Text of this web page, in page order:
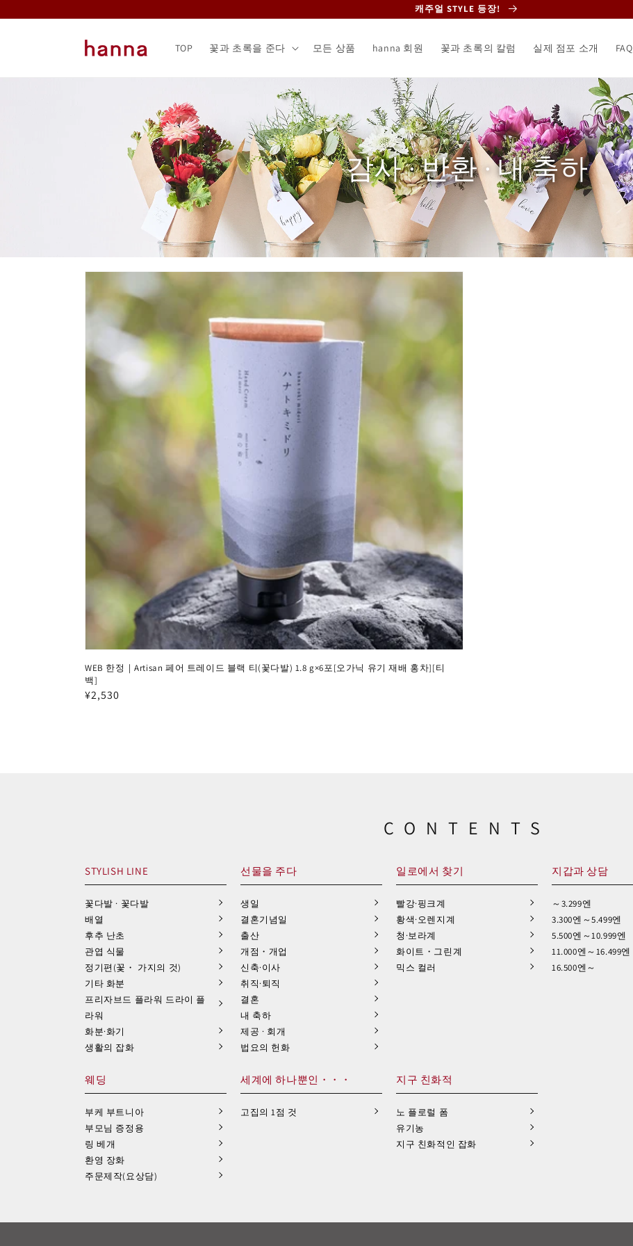
캐주얼 STYLE 등장!
TOP 꽃과 초록을 준다 모든 상품 hanna 회원 꽃과 초록의 칼럼 실제 점포 소개 FAQ
컬
렉
션:
감사 · 반환 · 내 축하
WEB 한정｜Artisan 페어 트레이드 블랙 티(꽃다발) 1.8 g×6포[오가닉 유기 재배 홍차][티
백]
정
¥2,530
CONTENTS
STYLISH LINE
꽃다발 · 꽃다발
배열
후추 난초
관엽 식물
정기편(꽃・ 가지의 것)
기타 화분
프리자브드 플라워 드라이 플
라워
화분·화기
생활의 잡화
선물을 주다
생일
결혼기념일
출산
개점・개업
신축·이사
취직·퇴직
결혼
내 축하
제공 · 회개
법요의 헌화
일로에서 찾기
빨강·핑크계
황색·오렌지계
청·보라계
화이트・그린계
믹스 컬러
지갑과 상담
～3.299엔
3.300엔～5.499엔
5.500엔～10.999엔
11.000엔～16.499엔
16.500엔～
웨딩
부케 부트니아
부모님 증정용
링 베개
환영 장화
주문제작(요상담)
세계에 하나뿐인・・・
고집의 1점 것
지구 친화적
노 플로럴 폼
유기농
지구 친화적인 잡화